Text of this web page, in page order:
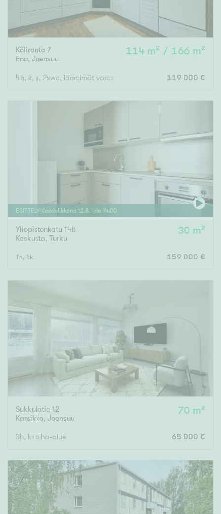
Köliranta 7
Eno, Joensuu
114 m² / 166 m²
4h, k, s, 2xwc, lämpimät varastot, autokatos kahdelle autolle
119 000 €
ESITTELY Keskiviikkona 12.8. klo 14:00
Yliopistonkatu 14b
Keskusta, Turku
30 m²
1h, kk 159 000 €
Sukkulatie 12
Karsikko, Joensuu
70 m²
3h, k+piha-alue 65 000 €